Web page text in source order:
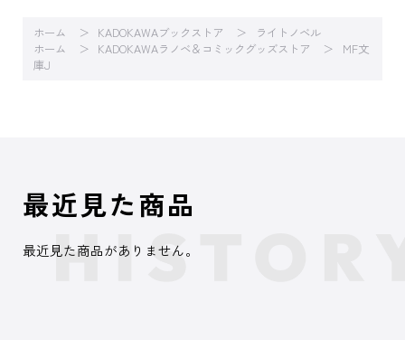
ホーム KADOKAWAブックストア
ライトノベル
ホーム
KADOKAWAラノベ＆コミックグッズストア
MF文
庫J
最近見た商品
最近見た商品がありません。